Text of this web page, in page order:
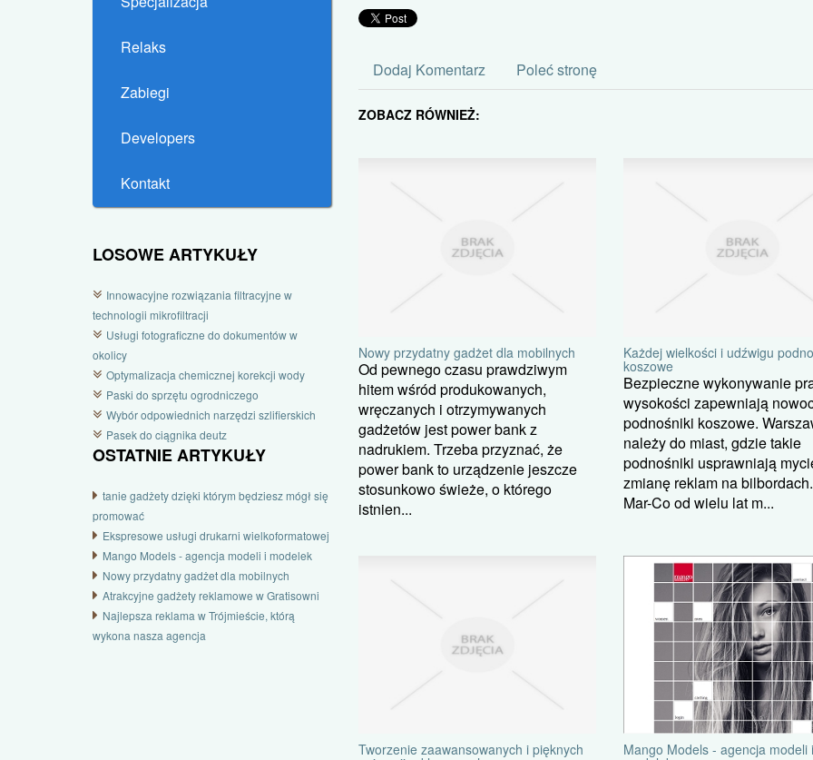
Relaks
Zabiegi
Developers
Kontakt
LOSOWE ARTYKUŁY
Innowacyjne rozwiązania filtracyjne w
technologii mikrofiltracji
Usługi fotograficzne do dokumentów w
okolicy
Optymalizacja chemicznej korekcji wody
Paski do sprzętu ogrodniczego
Wybór odpowiednich narzędzi szlifierskich
Pasek do ciągnika deutz
OSTATNIE ARTYKUŁY
tanie gadżety dzięki którym będziesz mógł się
promować
Ekspresowe usługi drukarni wielkoformatowej
Mango Models - agencja modeli i modelek
Nowy przydatny gadżet dla mobilnych
Atrakcyjne gadżety reklamowe w Gratisowni
Najlepsza reklama w Trójmieście, którą
wykona nasza agencja
Dodaj Komentarz Poleć stronę
ZOBACZ RÓWNIEŻ:
Nowy przydatny gadżet dla mobilnych
Od pewnego czasu prawdziwym
hitem wśród produkowanych,
wręczanych i otrzymywanych
gadżetów jest power bank z
nadrukiem. Trzeba przyznać, że
power bank to urządzenie jeszcze
stosunkowo świeże, o którego
istnien...
Każdej wielkości i udźwigu
koszowe
Bezpieczne wykonywanie
wysokości zapewniają
podnośniki koszowe.
należy do miast, gdzie takie
podnośniki usprawniają
zmianę reklam na
Mar-Co od wielu lat m...
Tworzenie zaawansowanych i pięknych Mango Models - agencja modeli i